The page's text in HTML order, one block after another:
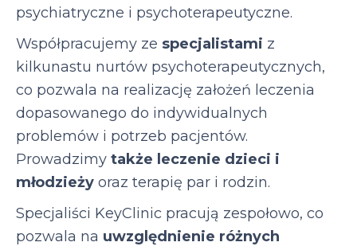
psychiatryczne i psychoterapeutyczne.
Współpracujemy ze specjalistami z
kilkunastu nurtów psychoterapeutycznych,
co pozwala na realizację założeń leczenia
dopasowanego do indywidualnych
problemów i potrzeb pacjentów.
Prowadzimy także leczenie dzieci i
młodzieży oraz terapię par i rodzin.
Specjaliści KeyClinic pracują zespołowo, co
pozwala na uwzględnienie różnych